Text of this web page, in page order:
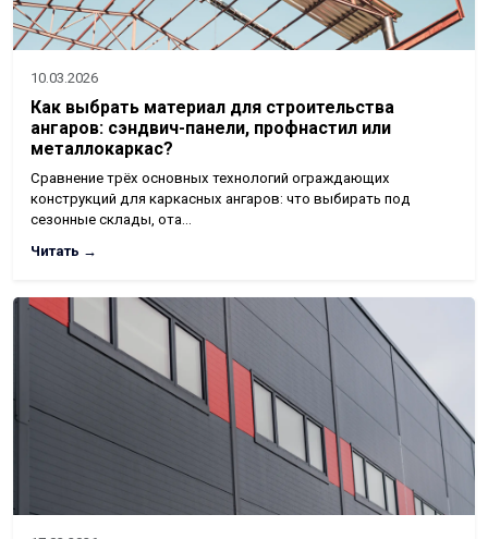
10.03.2026
Как выбрать материал для строительства
ангаров: сэндвич-панели, профнастил или
металлокаркас?
Сравнение трёх основных технологий ограждающих
конструкций для каркасных ангаров: что выбирать под
сезонные склады, ота…
Читать →